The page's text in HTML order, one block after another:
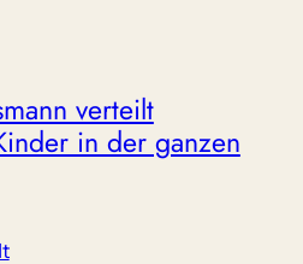
verteilt
in der ganzen